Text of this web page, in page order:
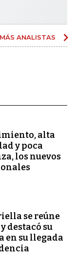
MÁS ANALISTAS
alta
y poca
los nuevos
se reúne
destacó su
en su llegada